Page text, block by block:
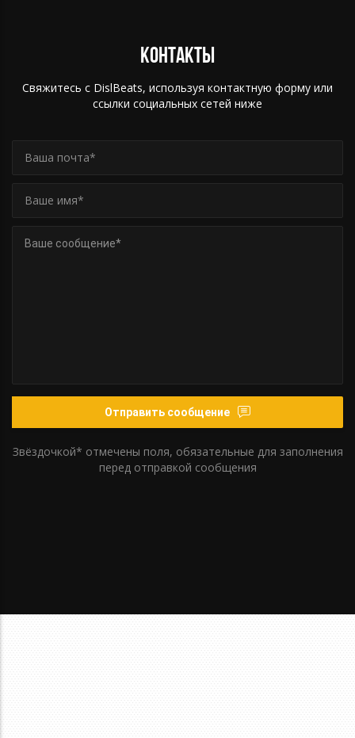
Контакты
Свяжитесь с DislBeats, используя контактную форму или
ссылки социальных сетей ниже
Звёздочкой* отмечены поля, обязательные для заполнения
перед отправкой сообщения
Отправить сообщение